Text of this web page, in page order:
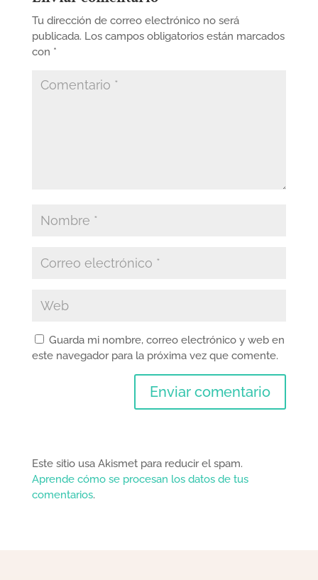
Tu dirección de correo electrónico no será
publicada. Los campos obligatorios están marcados
con *
Guarda mi nombre, correo electrónico y web en
este navegador para la próxima vez que comente.
Este sitio usa Akismet para reducir el spam.
Aprende cómo se procesan los datos de tus
comentarios.